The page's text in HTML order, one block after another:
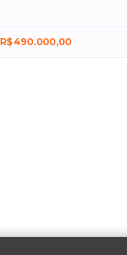
R$490.000,00